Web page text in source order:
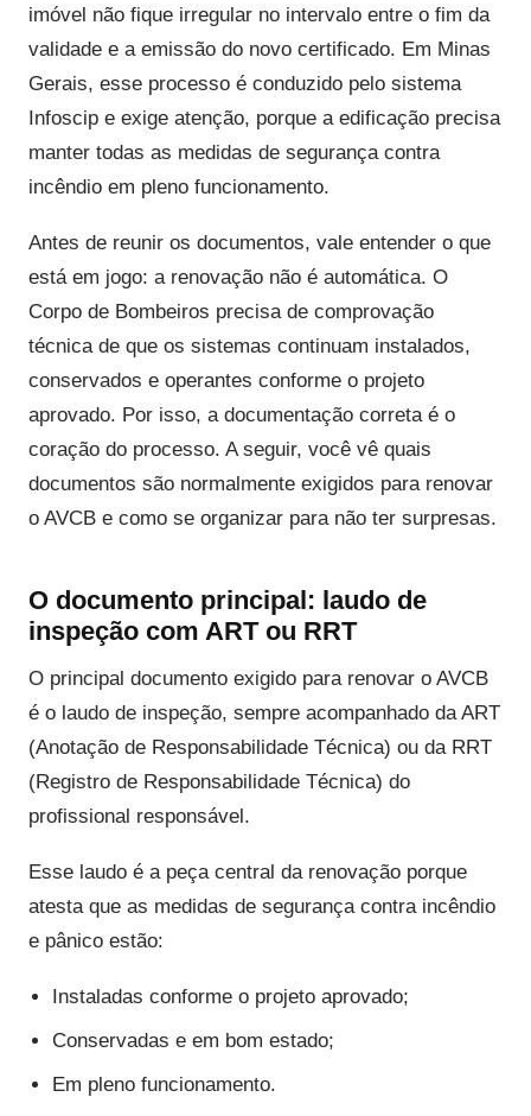
imóvel não fique irregular no intervalo entre o fim da
validade e a emissão do novo certificado. Em Minas
Gerais, esse processo é conduzido pelo sistema
Infoscip e exige atenção, porque a edificação precisa
manter todas as medidas de segurança contra
incêndio em pleno funcionamento.
Antes de reunir os documentos, vale entender o que
está em jogo: a renovação não é automática. O
Corpo de Bombeiros precisa de comprovação
técnica de que os sistemas continuam instalados,
conservados e operantes conforme o projeto
aprovado. Por isso, a documentação correta é o
coração do processo. A seguir, você vê quais
documentos são normalmente exigidos para renovar
o AVCB e como se organizar para não ter surpresas.
O documento principal: laudo de
inspeção com ART ou RRT
O principal documento exigido para renovar o AVCB
é o laudo de inspeção, sempre acompanhado da ART
(Anotação de Responsabilidade Técnica) ou da RRT
(Registro de Responsabilidade Técnica) do
profissional responsável.
Esse laudo é a peça central da renovação porque
atesta que as medidas de segurança contra incêndio
e pânico estão:
Instaladas conforme o projeto aprovado;
Conservadas e em bom estado;
Em pleno funcionamento.